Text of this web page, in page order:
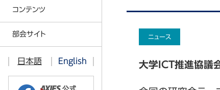
2026年
コンテンツ
部会サイト
情報教育部会
日本語 English
ニュース
大学ICT推進協議